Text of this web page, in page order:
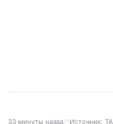
33 минуты назад Источник: